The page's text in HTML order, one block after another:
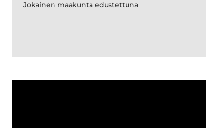
Jokainen maakunta edustettuna